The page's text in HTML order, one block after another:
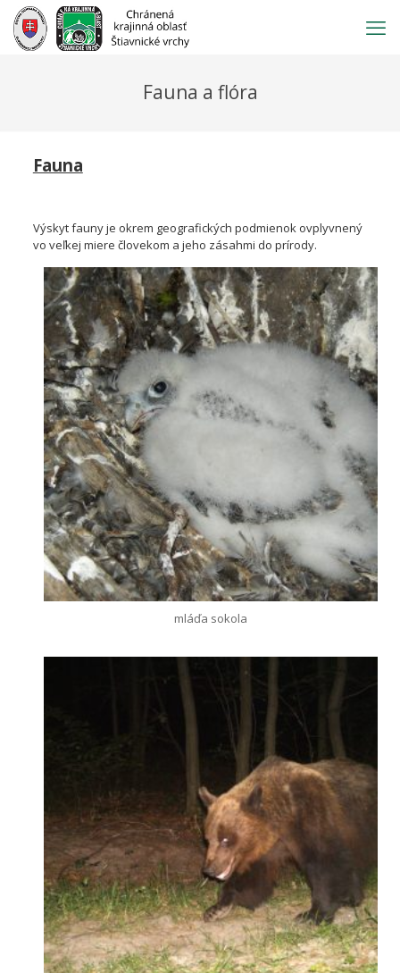
Prejsť
obsah
Fauna a flóra
Fauna
Výskyt fauny je okrem geografických podmienok ovplyvnený
vo veľkej miere človekom a jeho zásahmi do prírody.
mláďa sokola